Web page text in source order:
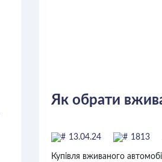
Як обрати
13.04.24 1813
Купівля вживаного